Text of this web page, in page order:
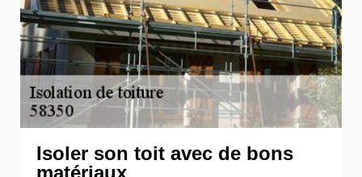
Isoler son toit avec de bons